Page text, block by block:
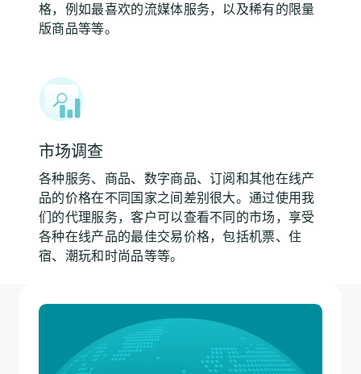
格，例如最喜欢的流媒体服务，以及稀有的限量
版商品等等。
市场调查
各种服务、商品、数字商品、订阅和其他在线产
品的价格在不同国家之间差别很大。通过使用我
们的代理服务，客户可以查看不同的市场，享受
各种在线产品的最佳交易价格，包括机票、住
宿、潮玩和时尚品等等。